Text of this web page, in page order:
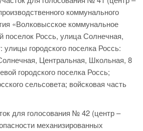
коммунального
«Волковысское коммунальное
поселок Россь, улица Солнечная,
улицы городского поселка Россь:
Центральная, Школьная, 8
городского поселка Россь;
сельсовета; войсковая часть
для голосования № 42 (центр –
механизированных